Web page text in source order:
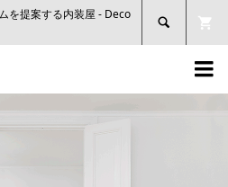
を提案する内装屋 - Deco

